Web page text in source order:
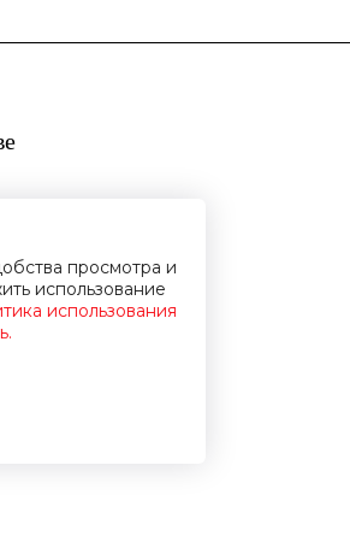
просмотра и
использование
использования